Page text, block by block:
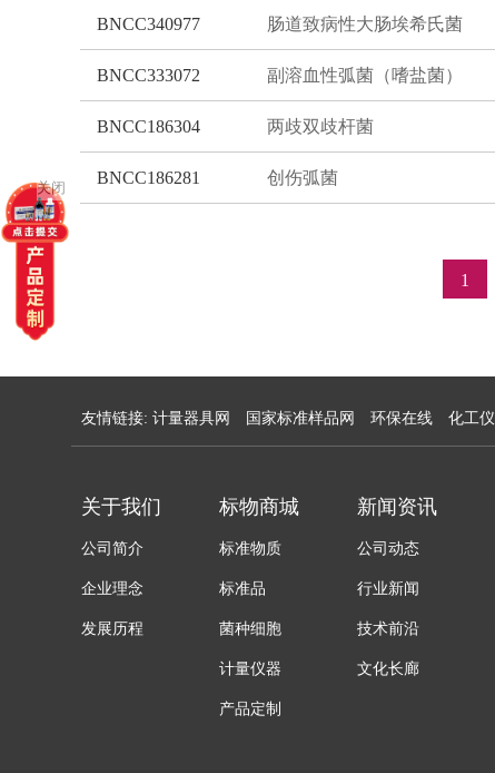
BNCC340977 肠道致病性大肠埃希氏菌
BNCC333072 副溶血性弧菌（嗜盐菌）
BNCC186304 两歧双歧杆菌
BNCC186281 创伤弧菌
1
友情链接: 计量器具网 国家标准样品网 环保在线 化工
关于我们
公司简介
企业理念
发展历程
标物商城
标准物质
标准品
菌种细胞
计量仪器
产品定制
新闻资讯
公司动态
行业新闻
技术前沿
文化长廊
关闭